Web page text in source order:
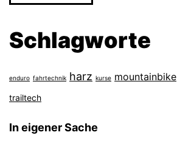
Schlagworte
enduro fahrtechnik harz kurse mountainbike
trailtech
In eigener Sache